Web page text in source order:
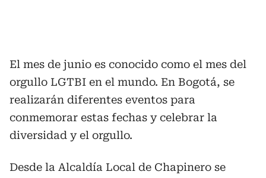
El mes de junio es conocido como el mes del
orgullo LGTBI en el mundo. En Bogotá, se
realizarán diferentes eventos para
conmemorar estas fechas y celebrar la
diversidad y el orgullo.
Desde la Alcaldía Local de Chapinero se